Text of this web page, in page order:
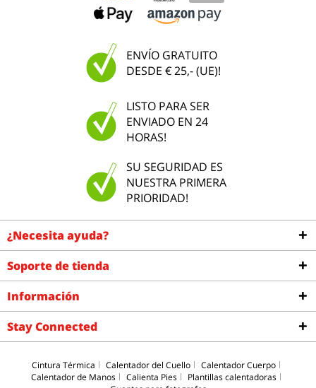
ENVÍO GRATUITO
DESDE € 25,- (UE)!
LISTO PARA SER
ENVIADO EN 24
HORAS!
SU SEGURIDAD ES
NUESTRA PRIMERA
PRIORIDAD!
¿Necesita ayuda?
Soporte de tienda
Información
Stay Connected
Cintura Térmica Calentador del Cuello
Calentador Cuerpo
Calentador de Manos
Calienta Pies
Plantillas calentadoras